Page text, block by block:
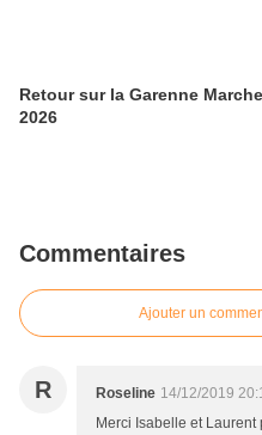
Retour sur la Garenne
2026
Commentaires
Ajouter un
R Roseline 14/12/2019
Merci Isabelle et